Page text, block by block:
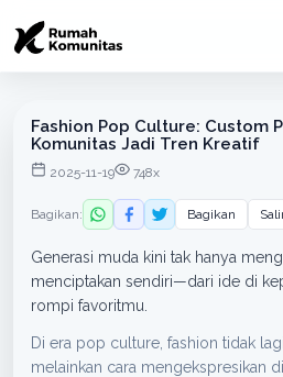
Fashion Pop Culture: Custom
Komunitas Jadi Tren Kreatif
2025-11-19 748x
Bagikan: Bagikan
Generasi muda kini tak hanya
menciptakan sendiri—dari ide di
rompi favoritmu.
Di era pop culture, fashion tidak
melainkan cara mengekspresikan